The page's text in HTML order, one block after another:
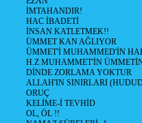
İMTAHANDIR!
HAC İBADETİ
İNSAN KATLETMEK!!
ÜMMET KAN AĞLIYOR
ÜMMET'İ MUHAMMED'İN
H.Z MUHAMMET'İN
DİNDE ZORLAMA YOKTUR
ALLAH'IN SINIRLARI
ORUÇ
KELİME-İ TEVHİD
OL, ÖL !!